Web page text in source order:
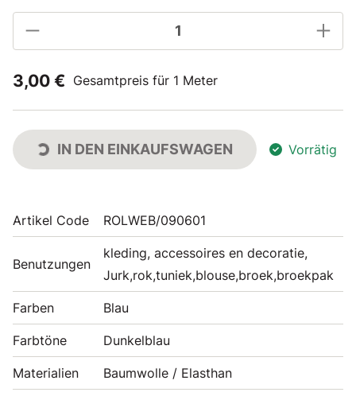
3,00 € Gesamtpreis für 1 Meter
IN DEN EINKAUFSWAGEN Vorrätig
Artikel Code ROLWEB/090601
Benutzungen
kleding, accessoires en decoratie,
Jurk,rok,tuniek,blouse,broek,broekpak
Farben Blau
Farbtöne Dunkelblau
Materialien Baumwolle / Elasthan